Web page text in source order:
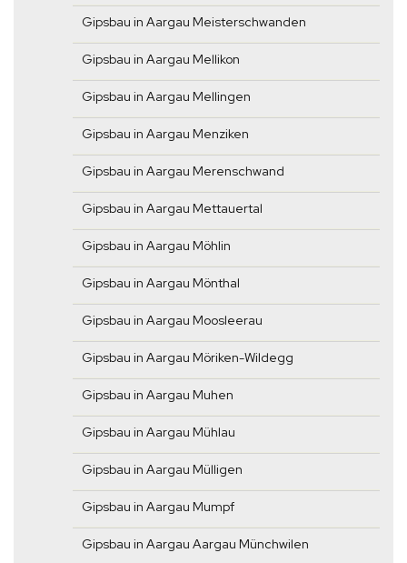
Gipsbau in Aargau Meisterschwanden
Gipsbau in Aargau Mellikon
Gipsbau in Aargau Mellingen
Gipsbau in Aargau Menziken
Gipsbau in Aargau Merenschwand
Gipsbau in Aargau Mettauertal
Gipsbau in Aargau Möhlin
Gipsbau in Aargau Mönthal
Gipsbau in Aargau Moosleerau
Gipsbau in Aargau Möriken-Wildegg
Gipsbau in Aargau Muhen
Gipsbau in Aargau Mühlau
Gipsbau in Aargau Mülligen
Gipsbau in Aargau Mumpf
Gipsbau in Aargau Aargau Münchwilen